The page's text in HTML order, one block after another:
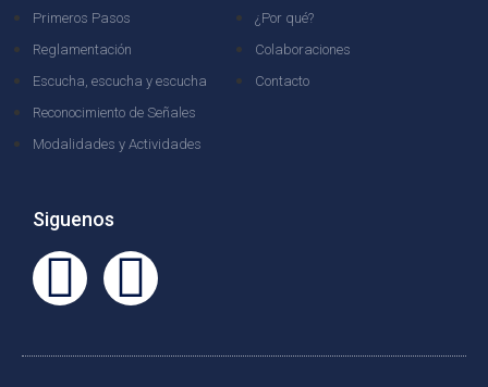
Primeros Pasos
Reglamentación
Escucha, escucha y escucha
Reconocimiento de Señales
Modalidades y Actividades
¿Por qué?
Colaboraciones
Contacto
Siguenos